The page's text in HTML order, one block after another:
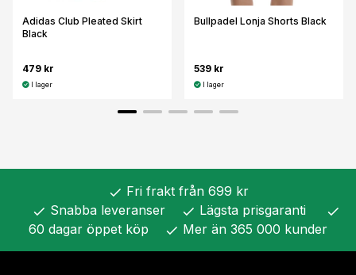
Adidas Club Pleated Skirt
Black
479 kr
I lager
Bullpadel Lonja Shorts Black
539 kr
I lager
check Fri frakt från 699 kr
check Snabba leveranser check Lägsta prisgaranti check
60 dagar öppet köp check Mer än 365 000 kunder